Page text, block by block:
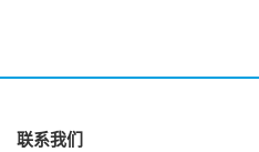
联系我们